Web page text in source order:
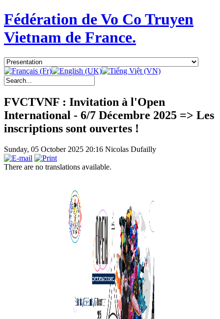
Fédération de Vo Co Truyen
Vietnam de France.
FVCTVNF : Invitation à l'Open
International - 6/7 Décembre 2025 => Les
inscriptions sont ouvertes !
Sunday, 05 October 2025 20:16 Nicolas Dufailly
There are no translations available.